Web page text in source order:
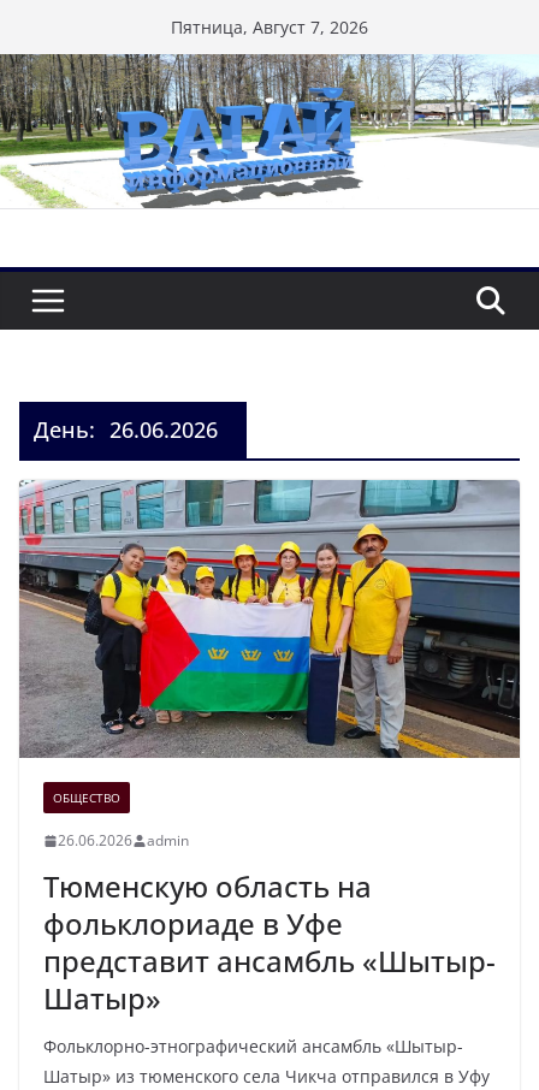
к
содержимому
Пятница, Август 7, 2026
День: 26.06.2026
ОБЩЕСТВО
26.06.2026 admin
Тюменскую область на
фольклориаде в Уфе
представит ансамбль «Шытыр-
Шатыр»
Фольклорно-этнографический ансамбль «Шытыр-
Шатыр» из тюменского села Чикча отправился в Уфу